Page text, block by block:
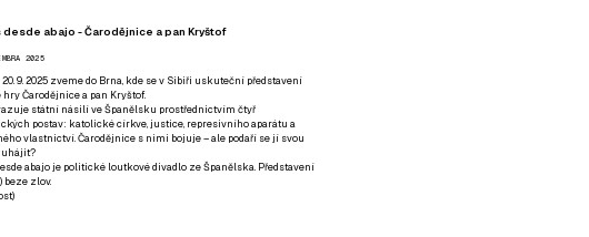
abajo - Čarodějnice a pan Kryštof
2025
20. 9. 2025 zveme do Brna, kde se v Sibiři uskuteční představení
Čarodějnice a pan Kryštof.
státní násilí ve Španělsku prostřednictvím čtyř
postav: katolické církve, justice, represivního aparátu a
vlastnictví. Čarodějnice s nimi bojuje – ale podaří se jí svou
uhájit?
abajo je politické loutkové divadlo ze Španělska. Představení
beze zlov.
)